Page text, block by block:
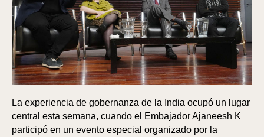
La experiencia de gobernanza de la India ocupó un lugar
central esta semana, cuando el Embajador Ajaneesh K
participó en un evento especial organizado por la